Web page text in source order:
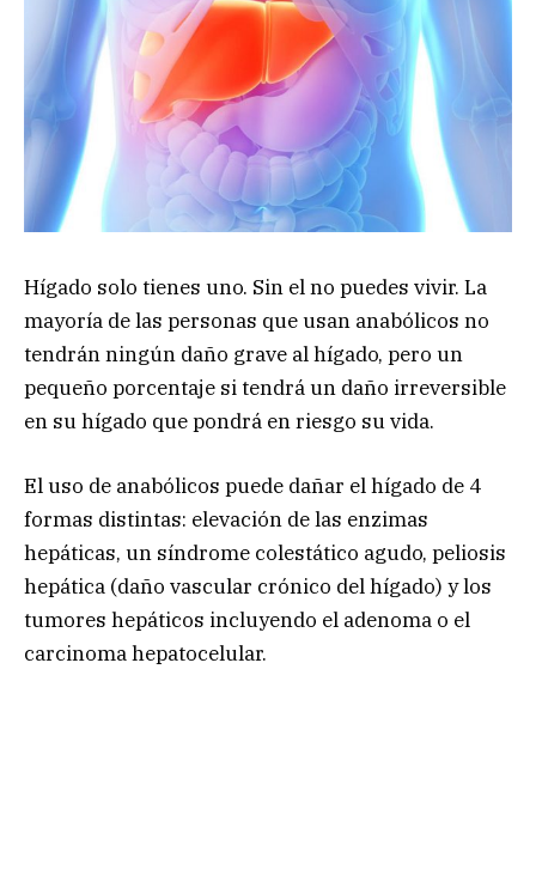
Hígado solo tienes uno. Sin el no puedes vivir. La
mayoría de las personas que usan anabólicos no
tendrán ningún daño grave al hígado, pero un
pequeño porcentaje si tendrá un daño irreversible
en su hígado que pondrá en riesgo su vida.
El uso de anabólicos puede dañar el hígado de 4
formas distintas: elevación de las enzimas
hepáticas, un síndrome colestático agudo, peliosis
hepática (daño vascular crónico del hígado) y los
tumores hepáticos incluyendo el adenoma o el
carcinoma hepatocelular.